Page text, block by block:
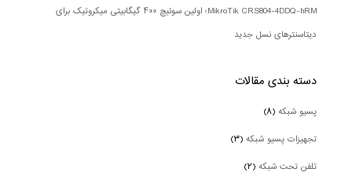
MikroTik CRS804-4DDQ-hRM؛ اولین سوئیچ ۴۰۰ گیگابیتی میکروتیک برای
دیتاسنترهای نسل جدید
دسته بندی‌ مقالات
پسیو شبکه(۸)
تجهیزات پسیو شبکه(۳)
تلفن تحت شبکه(۲)